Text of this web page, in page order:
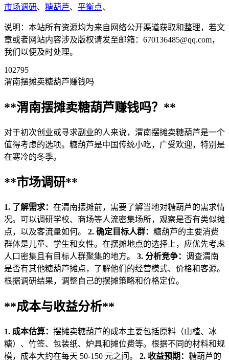
市场调研、 糖葫芦、 平衡点、
说明：本站所有资源均为来自网络公开渠道获取和整理，若文
章或者网站内容涉及版权请发至邮箱：670136485@qq.com，
我们以便及时处理。
102795
渭南摆摊卖糖葫芦赚钱吗
**渭南摆摊卖糖葫芦赚钱吗？**
对于初次创业或寻求副业的人来说，渭南摆摊卖糖葫芦是一个
值得考虑的选项。糖葫芦是中国传统小吃，广受欢迎，特别是
在寒冷的冬季。
**市场调研**
1. 了解需求： 在渭南摆摊前，需要了解当地对糖葫芦的需求情
况。可以调研学校、商场等人流密集场所，观察是否有类似摊
点，以及客流量如何。 2. 确定目标人群： 糖葫芦的主要消费
群体是儿童、学生和女性。在摆摊地点的选择上，应优先考虑
人口密集且有目标人群聚集的地方。 3. 分析竞争： 调查渭南
是否有其他糖葫芦摊点，了解他们的经营模式、价格和客源。
根据调研结果，调整自己的摆摊策略和价格定位。
**成本与收益分析**
1. 成本估算： 摆摊卖糖葫芦的成本主要包括原料（山楂、冰
糖）、竹签、包装纸、炉具和摊位费等。根据不同的材料和规
模，成本大约在每天 50-150 元之间。 2. 收益预期： 糖葫芦的